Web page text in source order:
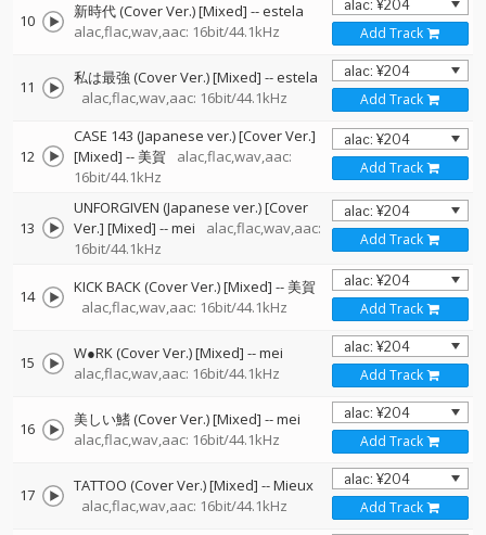
10 新時代 (Cover Ver.) [Mixed] --estela
alac,flac,wav,aac: 16bit/44.1kHz
Add Track
11 私は最強 (Cover Ver.) [Mixed] --estela
alac,flac,wav,aac: 16bit/44.1kHz
Add Track
12
CASE 143 (Japanese ver.) [Cover Ver.]
[Mixed] --美賀
alac,flac,wav,aac:
16bit/44.1kHz
Add Track
13
UNFORGIVEN (Japanese ver.) [Cover
Ver.] [Mixed] --mei
alac,flac,wav,aac:
16bit/44.1kHz
Add Track
14 KICK BACK (Cover Ver.) [Mixed] --美賀
alac,flac,wav,aac: 16bit/44.1kHz
Add Track
15 W●RK (Cover Ver.) [Mixed] --mei
alac,flac,wav,aac: 16bit/44.1kHz
Add Track
16 美しい鰭 (Cover Ver.) [Mixed] --mei
alac,flac,wav,aac: 16bit/44.1kHz
Add Track
17 TATTOO (Cover Ver.) [Mixed] --Mieux
alac,flac,wav,aac: 16bit/44.1kHz
Add Track